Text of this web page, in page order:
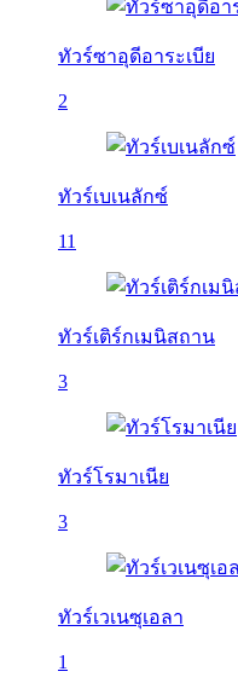
ทัวร์ซาอุดีอาระเบีย
2
ทัวร์เบเนลักซ์
11
ทัวร์เติร์กเมนิสถาน
3
ทัวร์โรมาเนีย
3
ทัวร์เวเนซุเอลา
1